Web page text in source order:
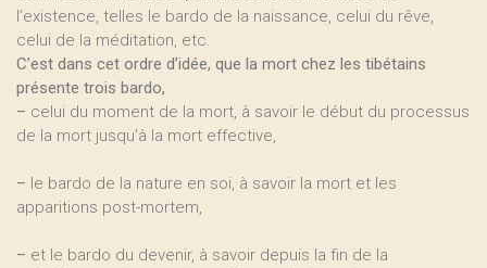
l’existence, telles le bardo de la naissance, celui du rêve,
celui de la méditation, etc.
C’est dans cet ordre d’idée, que la mort chez les tibétains
présente trois bardo,
– celui du moment de la mort, à savoir le début du processus
de la mort jusqu’à la mort effective,
– le bardo de la nature en soi, à savoir la mort et les
apparitions post-mortem,
– et le bardo du devenir, à savoir depuis la fin de la